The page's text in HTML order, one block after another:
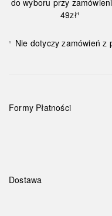
49zł¹
¹ Nie dotyczy zamówień z
Formy Płatności
Dostawa